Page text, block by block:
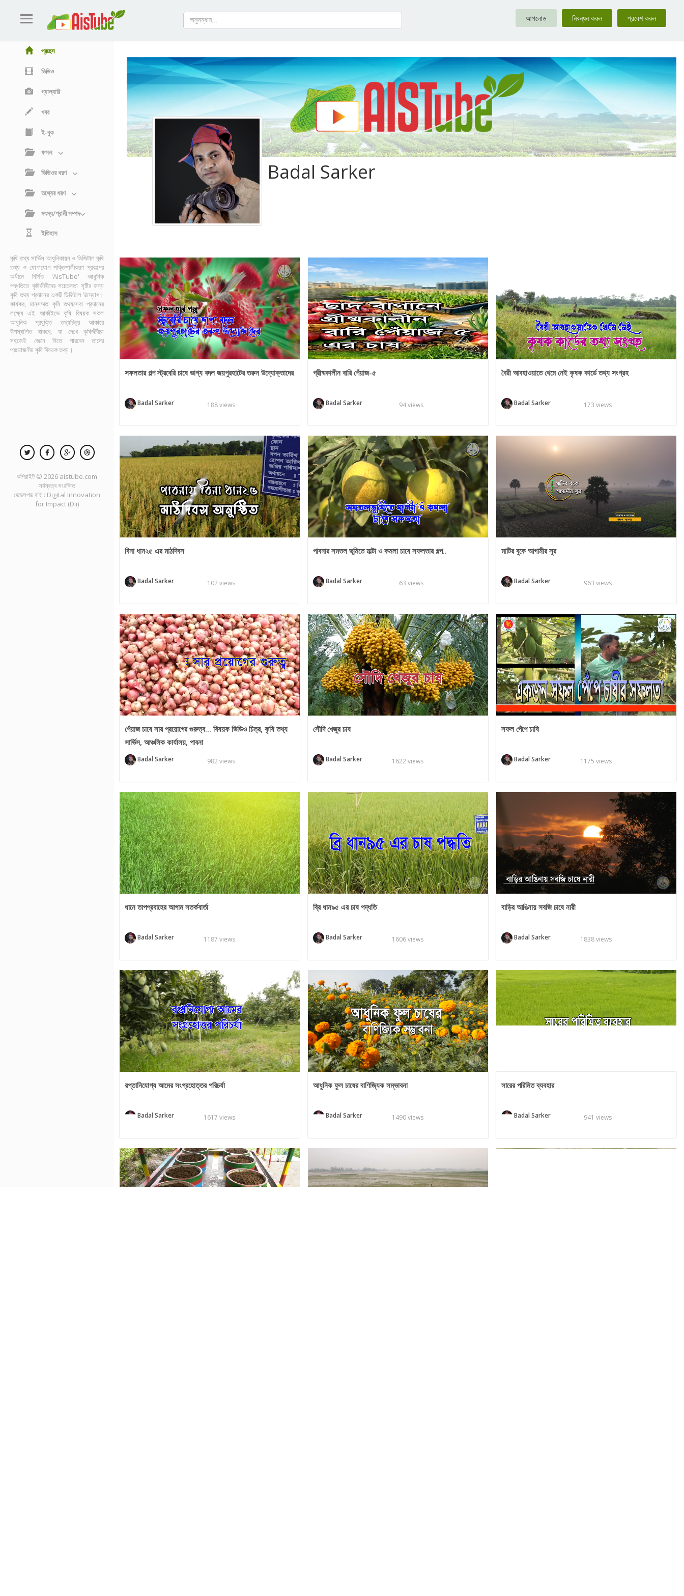
আপলোড নিবন্ধন করুন প্রবেশ করুন
প্রচ্ছদ
ভিডিও
গ্যাল্যারি
খবর
ই-বুক
ফসল
ভিডিওর ধরণ
তথ্যের ধরণ
মৎস্য/প্রানী সম্পদ
ইতিহাস
কৃষি তথ্য সার্ভিস আধুনিকায়ন ও ডিজিটাল কৃষি
তথ্য ও যোগাযোগ শক্তিশালীকরণ প্রকল্পের
অধীনে নির্মিত 'AisTube' আধুনিক
পদ্ধতিতে কৃষিজীবীদের সচেতনতা সৃষ্টির জন্য
কৃষি তথ্য প্রদানের একটি ডিজিটাল উদ্যোগ।
কার্যকর, মানসম্মত কৃষি তথ্যসেবা প্রদানের
লক্ষ্যে এই আর্কাইভে কৃষি বিষয়ক সকল
আধুনিক প্রযুক্তি তথ্যচিত্র আকারে
উপস্থাপিত থাকবে, যা দেখে কৃষিজীবীরা
সহজেই জেনে নিতে পারবেন তাদের
প্রয়োজনীয় কৃষি বিষয়ক তথ্য।
কপিরাইট © 2026 aistube.com
সর্বস্বত্ব সংরক্ষিত
ডেভলপড বাই : Digital Innovation
for Impact (Dii)
Badal Sarker
সফলতার গল্প স্ট্রবেরি চাষে ভাগ্য বদল জয়পুরহাটের তরুন উদ্যোক্তাদের
Badal Sarker 188 views
গ্রীষ্মকালীন বারি পেঁয়াজ-৫
Badal Sarker 94 views
বৈরী আবহাওয়াতে থেমে নেই কৃষক কার্ডে তথ্য সংগ্রহ
Badal Sarker 173 views
বিনা ধান২৫ এর মাঠদিবস
Badal Sarker 102 views
পাবনার সমতল ভূমিতে মাল্টা ও কমলা চাষে সফলতার গল্প..
Badal Sarker 63 views
মাটির বুকে আগামীর সূর
Badal Sarker 963 views
পেঁয়াজ চাষে সার প্রয়োগের গুরুত্ব... বিষয়ক ভিডিও চিত্র, কৃষি তথ্য
সার্ভিস, আঞ্চলিক কার্যালয়, পাবনা
Badal Sarker 982 views
সৌদি খেজুর চাষ
Badal Sarker 1622 views
সফল পেঁপে চাষি
Badal Sarker 1175 views
ধানে তাপপ্রবাহের আগাম সতর্কবার্তা
Badal Sarker 1187 views
ব্রি ধান৯৫ এর চাষ পদ্ধতি
Badal Sarker 1606 views
বাড়ির আঙিনায় সবজি চাষে নারী
Badal Sarker 1838 views
রপ্তানিযোগ্য আমের সংগ্রহোত্তর পরিচর্যা
Badal Sarker 1617 views
আধুনিক ফুল চাষের বাণিজ্যিক সম্ভাবনা
Badal Sarker 1490 views
সারের পরিমিত ব্যবহার
Badal Sarker 941 views